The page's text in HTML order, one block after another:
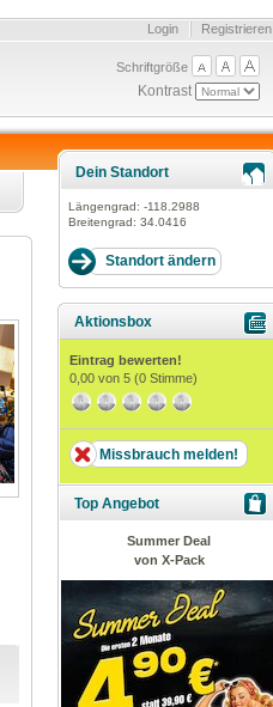
Registrieren
Login
Schriftgröße
Kontrast
Dein Standort
Längengrad: -118.2988
Breitengrad: 34.0416
Aktionsbox
Eintrag bewerten!
0,00 von 5 (0 Stimme)
Missbrauch melden!
Top Angebot
Summer Deal
von X-Pack